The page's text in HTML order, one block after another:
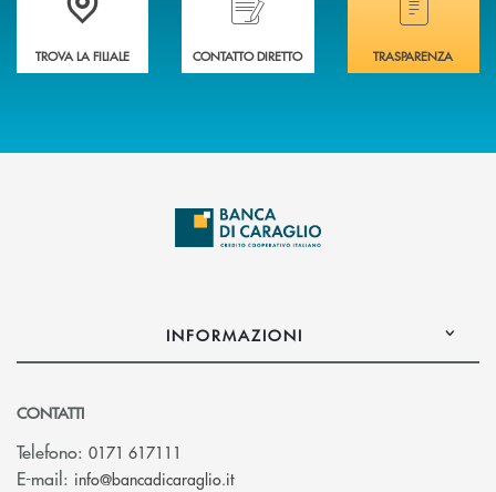
TROVA LA FILIALE CONTATTO DIRETTO TRASPARENZA
INFORMAZIONI
CONTATTI
Telefono: 0171 617111
E-mail: info@bancadicaraglio.it(si apre l’app di posta elettronica)